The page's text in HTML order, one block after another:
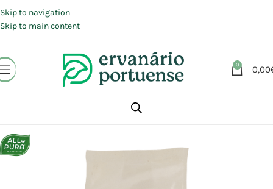
Skip to navigation
Skip to main content
0 0,00
Alimentação